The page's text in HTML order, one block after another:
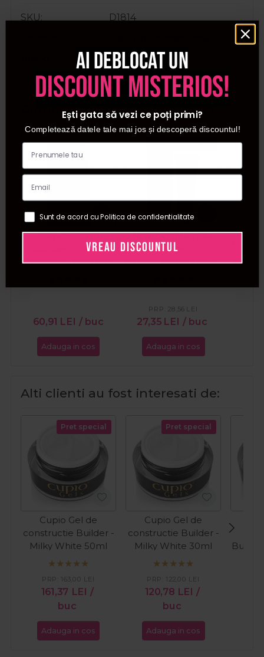
SKU
D1814
Cupio
Cumparate frecvent impreuna:
Italwax Ceara
epilatoare granule
ciocolata alba cu
Film Ciocolata Alba
60,91 LEI / buc
Adauga in cos
Pret special
Refectocil Vopsea
pentru gene si
sprancene nr. 3 maro
27,35 LEI / buc
PRP: 28,56 LEI
Adauga in cos
aurie
Alti clienti au fost interesati de:
Pret special
Cupio Gel de
constructie Builder -
Milky White 50ml
161,37 LEI /
buc
PRP: 163,00 LEI
Adauga in cos
Pret special
Cupio Gel de
constructie Builder -
Milky White 30ml
120,78 LEI /
buc
PRP: 122,00 LEI
Adauga in cos
Ai deblocat un
discount misterios!
Ești gata să vezi ce poți primi?
Completează datele tale mai jos și descoperă discountul!
Sunt de acord cu Politica de confidentialitate
VREAU DISCOUNTUL